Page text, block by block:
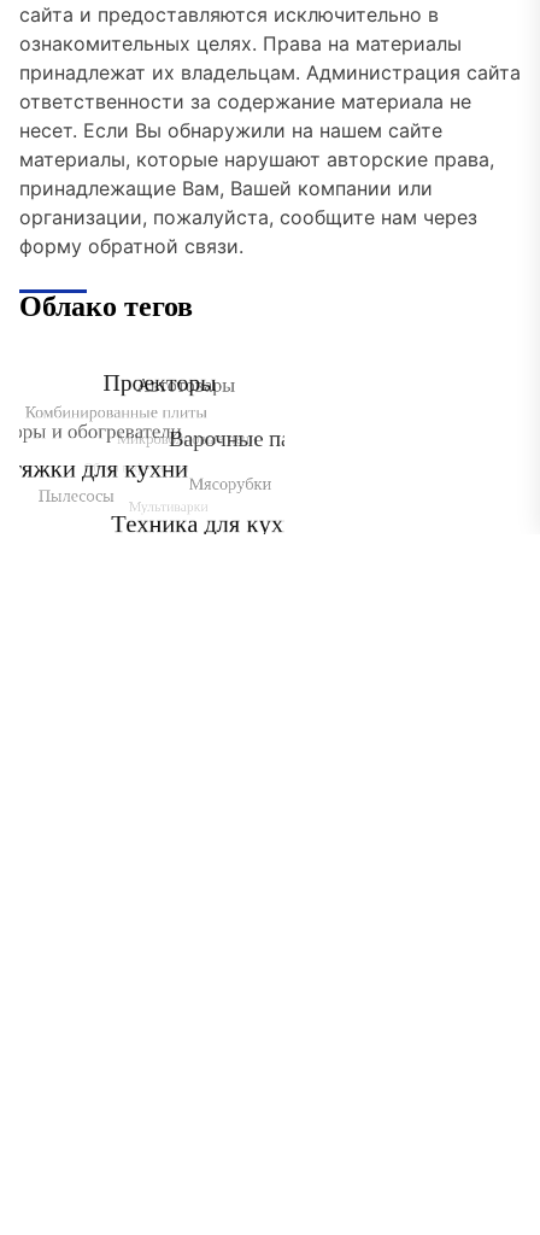
сайта и предоставляются исключительно в
ознакомительных целях. Права на материалы
принадлежат их владельцам. Администрация сайта
ответственности за содержание материала не
несет. Если Вы обнаружили на нашем сайте
материалы, которые нарушают авторские права,
принадлежащие Вам, Вашей компании или
организации, пожалуйста, сообщите нам через
форму обратной связи.
Облако тегов